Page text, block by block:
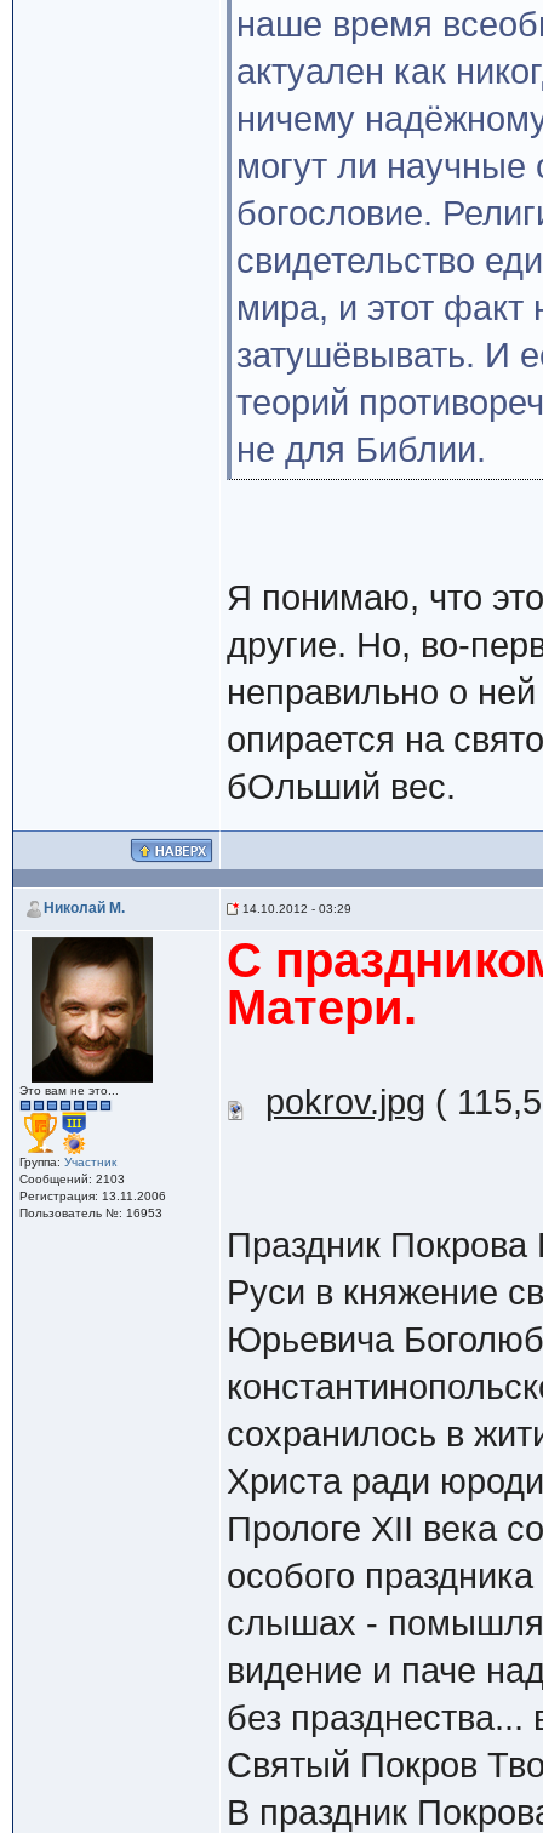
наше время
актуален как
ничему
могут ли научные
богословие.
свидетельство
мира, и этот факт
затушёвывать. И
теорий
не для Библии.
Я понимаю, что
другие. Но, во-
неправильно о
опирается на
бОльший вес.
Николай М. 14.10.2012 - 03:29
Это вам не это...
Группа: Участник
Сообщений: 2103
Регистрация: 13.11.2006
Пользователь №: 16953
С
Матери.
pokrov.jpg (
Праздник
Руси в княжение
Юрьевича
сохранилось в
Христа ради
Прологе ХII века
особого
слышах -
видение и паче
без празднества...
Святый Покров
В праздник